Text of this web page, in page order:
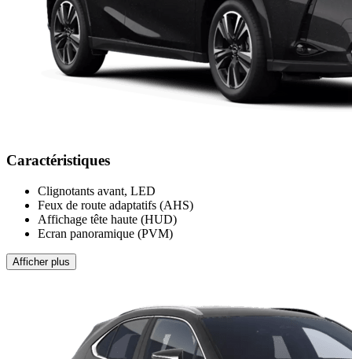
Caractéristiques
Clignotants avant, LED
Feux de route adaptatifs (AHS)
Affichage tête haute (HUD)
Ecran panoramique (PVM)
Afficher plus